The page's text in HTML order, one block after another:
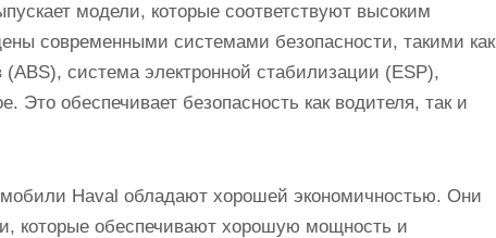
модели, которые соответствуют высоким
современными системами безопасности, такими как
система электронной стабилизации (ESP),
Это обеспечивает безопасность как водителя, так и
Haval обладают хорошей экономичностью. Они
которые обеспечивают хорошую мощность и